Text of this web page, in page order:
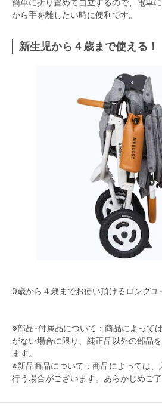
簡単に折り畳めて自立するので、電車
から手を離したい時に便利です。
新生児から４歳まで使える！
0歳から４歳までお使い頂けるロングユ
※部品･付属品について：商品によって
がない場合に限り、純正品以外の部品
ます。
※新品商品について：商品によっては
行う場合がございます。あらかじめご了